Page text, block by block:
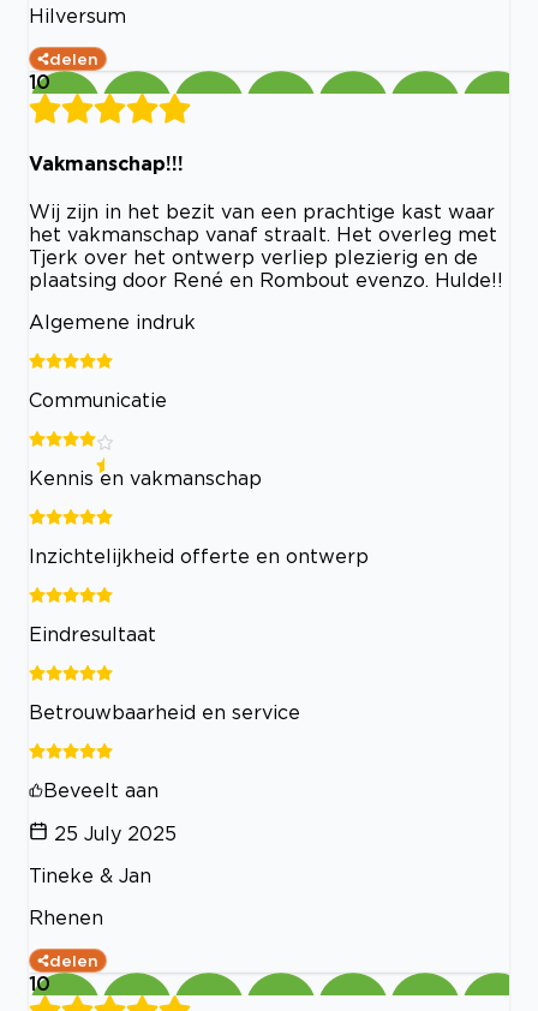
Hilversum
delen
10
Vakmanschap!!!
Wij zijn in het bezit van een prachtige kast waar
het vakmanschap vanaf straalt. Het overleg met
Tjerk over het ontwerp verliep plezierig en de
plaatsing door René en Rombout evenzo. Hulde!!
Algemene indruk
Communicatie
Kennis en vakmanschap
Inzichtelijkheid offerte en ontwerp
Eindresultaat
Betrouwbaarheid en service
Beveelt aan
25 July 2025
Tineke & Jan
Rhenen
delen
10